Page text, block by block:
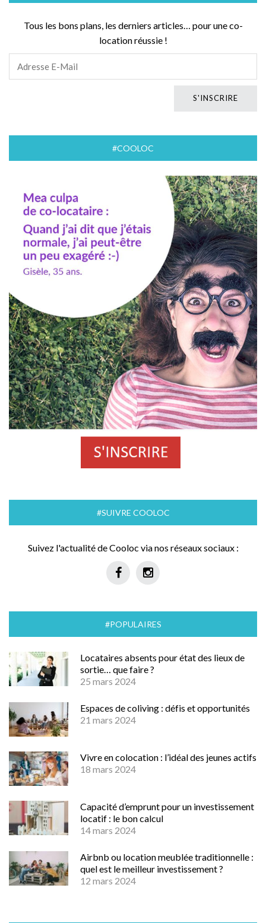
Tous les bons plans, les derniers articles… pour une co-
location réussie !
#COOLOC
#SUIVRE COOLOC
Suivez l'actualité de Cooloc via nos réseaux sociaux :
#POPULAIRES
Locataires absents pour état des lieux de
sortie… que faire ?
25 mars 2024
Espaces de coliving : défis et opportunités
21 mars 2024
Vivre en colocation : l’idéal des jeunes actifs
18 mars 2024
Capacité d’emprunt pour un investissement
locatif : le bon calcul
14 mars 2024
Airbnb ou location meublée traditionnelle :
quel est le meilleur investissement ?
12 mars 2024